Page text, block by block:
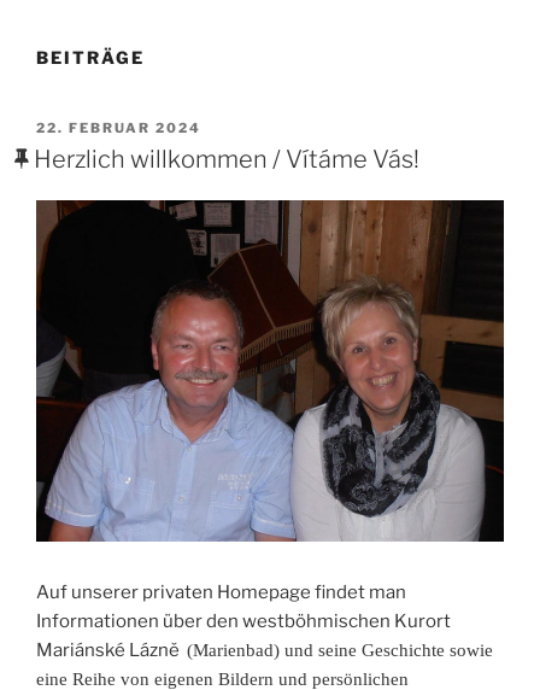
BEITRÄGE
VERÖFFENTLICHT
AM
22. FEBRUAR 2024
Herzlich willkommen / Vítáme Vás!
Auf unserer privaten Homepage findet man
Informationen über den westböhmischen Kurort
Mariánské Lázně (Marienbad) und seine Geschichte sowie
eine Reihe von eigenen Bildern und persönlichen